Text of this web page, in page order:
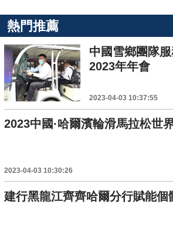
熱門推薦
中國雪鄉團隊
2023年年會
2023-04-03 10:37:55
2023中國·哈爾濱輪滑馬拉松世
2023-04-03 10:30:26
建行黑龍江齊齊哈爾分行賦能個